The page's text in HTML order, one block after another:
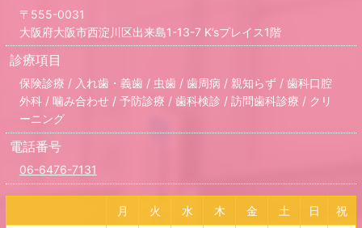
〒555-0031
大阪府大阪市西淀川区出来島1-13-7 K’sプレイス1階
診療項目
保険診療 / 入れ歯・義歯 / 虫歯 / 歯周病 / 親知らず / 歯科口腔
外科 / 噛み合わせ / 予防診療 / 歯科検診 / 訪問歯科診療 / クリ
ーニング
電話番号
06-6476-7131
月 火 水 木 金 土 日 祝